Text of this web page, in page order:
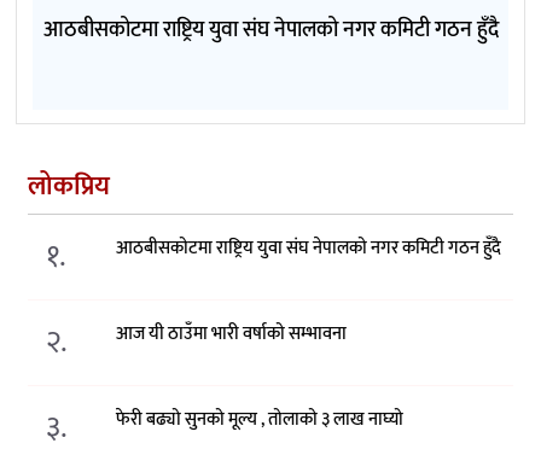
आठबीसकोटमा राष्ट्रिय युवा संघ नेपालको नगर कमिटी गठन हुँदै
लोकप्रिय
१. आठबीसकोटमा राष्ट्रिय युवा संघ नेपालको नगर कमिटी गठन हुँदै
२. आज यी ठाउँमा भारी वर्षाको सम्भावना
३. फेरी बढ्यो सुनको मूल्य , तोलाको ३ लाख नाघ्यो